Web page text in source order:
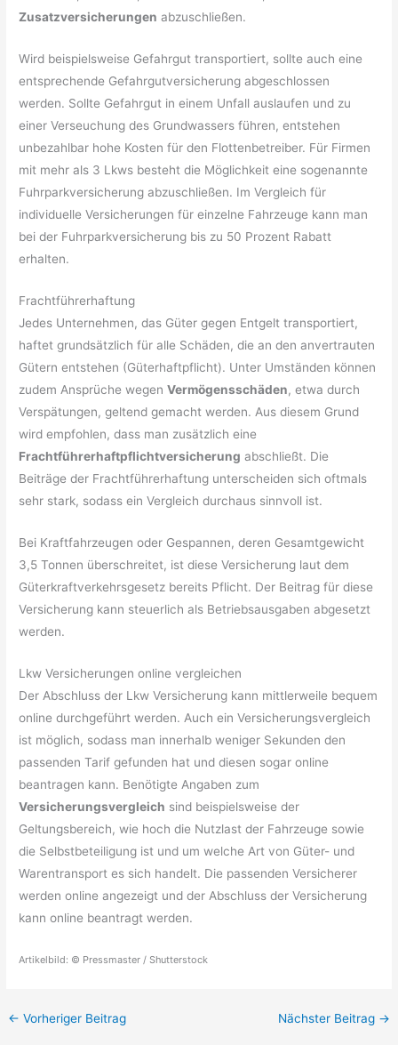
Zusatzversicherungen abzuschließen.
Wird beispielsweise Gefahrgut transportiert, sollte auch eine
entsprechende Gefahrgutversicherung abgeschlossen
werden. Sollte Gefahrgut in einem Unfall auslaufen und zu
einer Verseuchung des Grundwassers führen, entstehen
unbezahlbar hohe Kosten für den Flottenbetreiber. Für Firmen
mit mehr als 3 Lkws besteht die Möglichkeit eine sogenannte
Fuhrparkversicherung abzuschließen. Im Vergleich für
individuelle Versicherungen für einzelne Fahrzeuge kann man
bei der Fuhrparkversicherung bis zu 50 Prozent Rabatt
erhalten.
Frachtführerhaftung
Jedes Unternehmen, das Güter gegen Entgelt transportiert,
haftet grundsätzlich für alle Schäden, die an den anvertrauten
Gütern entstehen (Güterhaftpflicht). Unter Umständen können
zudem Ansprüche wegenVermögensschäden, etwa durch
Verspätungen, geltend gemacht werden. Aus diesem Grund
wird empfohlen, dass man zusätzlich eine
Frachtführerhaftpflichtversicherung abschließt. Die
Beiträge der Frachtführerhaftung unterscheiden sich oftmals
sehr stark, sodass ein Vergleich durchaus sinnvoll ist.
Bei Kraftfahrzeugen oder Gespannen, deren Gesamtgewicht
3,5 Tonnen überschreitet, ist diese Versicherung laut dem
Güterkraftverkehrsgesetz bereits Pflicht. Der Beitrag für diese
Versicherung kann steuerlich als Betriebsausgaben abgesetzt
werden.
Lkw Versicherungen online vergleichen
Der Abschluss der Lkw Versicherung kann mittlerweile bequem
online durchgeführt werden. Auch ein Versicherungsvergleich
ist möglich, sodass man innerhalb weniger Sekunden den
passenden Tarif gefunden hat und diesen sogar online
beantragen kann. Benötigte Angaben zum
Versicherungsvergleich sind beispielsweise der
Geltungsbereich, wie hoch die Nutzlast der Fahrzeuge sowie
die Selbstbeteiligung ist und um welche Art von Güter- und
Warentransport es sich handelt. Die passenden Versicherer
werden online angezeigt und der Abschluss der Versicherung
kann online beantragt werden.
Artikelbild: © Pressmaster / Shutterstock
← Vorheriger Beitrag Nächster Beitrag →